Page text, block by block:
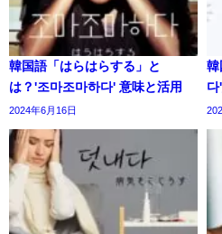
韓国語「はらはらする」と
は？'조마조마하다' 意味と活用
2024年6月16日
韓